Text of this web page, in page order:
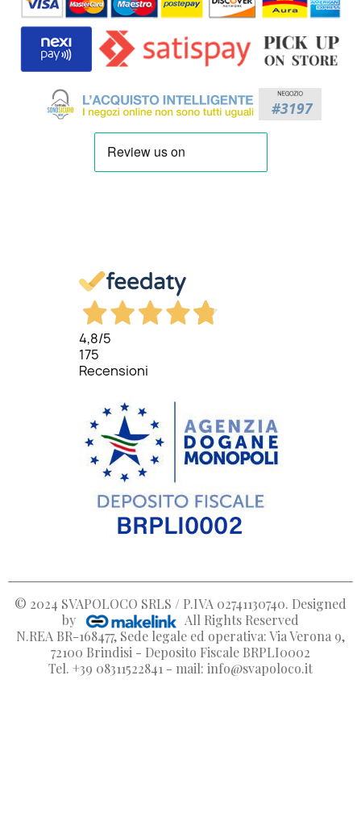
4,8/5
175
Recensioni
© 2024 SVAPOLOCO SRLS / P.IVA 02741130740. Designed
by
All Rights Reserved
N.REA BR-168477, Sede legale ed operativa: Via Verona 9,
72100 Brindisi - Deposito Fiscale BRPLI0002
Tel. +39 08311522841 - mail: info@svapoloco.it